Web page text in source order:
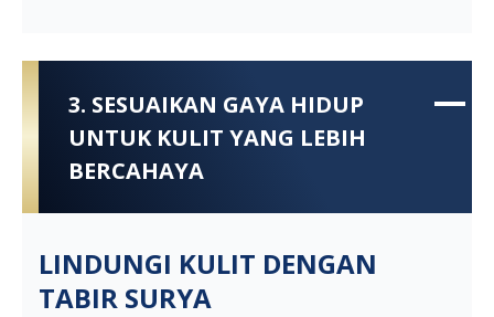
3. SESUAIKAN GAYA HIDUP
UNTUK KULIT YANG LEBIH
BERCAHAYA
LINDUNGI KULIT DENGAN
TABIR SURYA